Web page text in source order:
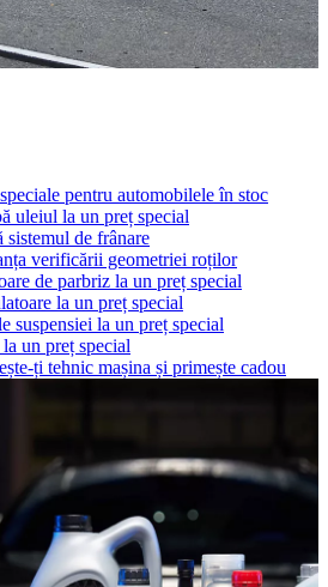
pentru automobilele în stoc
uleiul la un preț special
sistemul de frânare
verificării geometriei roților
de parbriz la un preț special
la un preț special
suspensiei la un preț special
un preț special
ți tehnic mașina și primește cadou